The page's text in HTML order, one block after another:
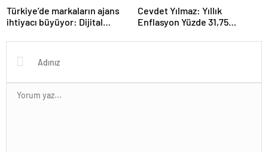
Türkiye’de markaların ajans
ihtiyacı büyüyor: Dijital
TL’yi aştı
Cevdet Yılmaz: Yıllık
Enflasyon Yüzde 31,75